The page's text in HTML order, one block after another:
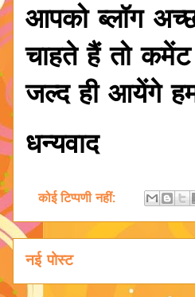
आपको ब्लॉग
चाहते हैं तो
जल्द ही आयेंगे
धन्यवाद
कोई टिप्पणी नहीं:
नई पोस्ट